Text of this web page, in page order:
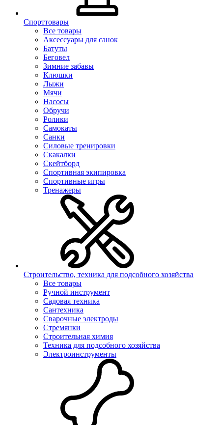
Спорттовары
Все товары
Аксессуары для санок
Батуты
Беговел
Зимние забавы
Клюшки
Лыжи
Мячи
Насосы
Обручи
Ролики
Самокаты
Санки
Силовые тренировки
Скакалки
Скейтборд
Спортивная экипировка
Спортивные игры
Тренажеры
Строительство, техника для подсобного хозяйства
Все товары
Ручной инструмент
Садовая техника
Сантехника
Сварочные электроды
Стремянки
Строительная химия
Техника для подсобного хозяйства
Электроинструменты